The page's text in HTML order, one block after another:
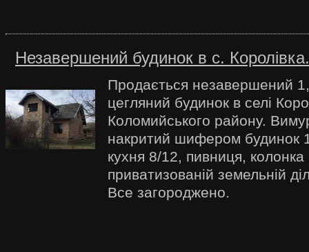
Незавершений будинок в с. Королівка.
Продається незавершений
цегляний будинок в селі
Коломийського району.
накритий шифером будинок
кухня 8/12, пивниця, колонка
приватизованій земельній
Все загороджено.